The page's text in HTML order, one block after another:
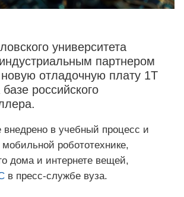
университета
партнером
отладочную плату 1T
российского
внедрено в учебный процесс и
мобильной робототехнике,
дома и интернете вещей,
в пресс-службе вуза.